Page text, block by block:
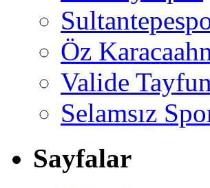
Öz
Valide
Selamsız
Sayfalar